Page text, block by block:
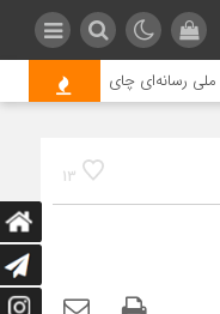
رسانه‌ای چای
13